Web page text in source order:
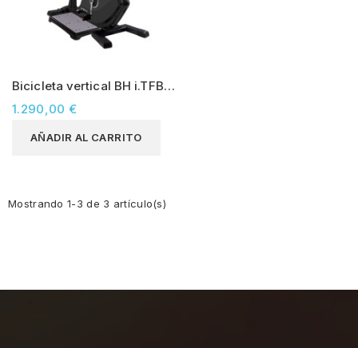
Bicicleta vertical BH i.TFB
MED (semiprofesional)
1.290,00 €
AÑADIR AL CARRITO
Mostrando 1-3 de 3 artículo(s)